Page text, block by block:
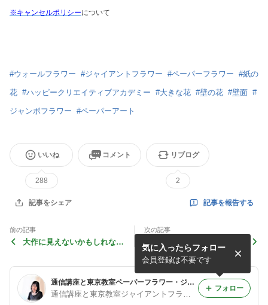
※キャンセルポリシーについて
#ウォールフラワー #ジャイアントフラワー #ペーパーフラワー #紙の
花 #ハッピークリエイティブアカデミー #大きな花 #壁の花 #壁面 #
ジャンボフラワー #ペーパーアート
いいね
288
コメント リブログ
2
記事をシェア 記事を報告する
前の記事
大作に見えないかもしれない
様作品
次の記事
大人気！紙で作るスズランの
アクセサリー♡生徒様作品♡
ペーパーフラワーで
通信講座と東京教室ペーパーフラワー・ジャイアントフラワー教室
気に入ったらフォロー
会員登録は不要です
フォロー